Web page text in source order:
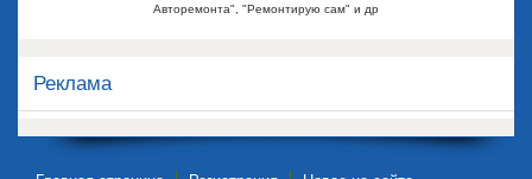
Авторемонта", "Ремонтирую сам" и др
Реклама